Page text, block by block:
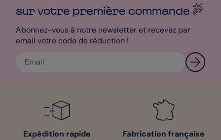
Clara - Pop Designer
sur votre première commande
Abonnez-vous à notre newsletter et recevez par
email votre code de réduction !
Expédition rapide Fabrication française